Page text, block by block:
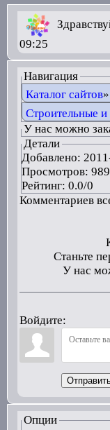
09:25
Навигация
Каталог сайтов»
Строительные
У нас можно
Детали
Добавлено:
Просмотров: 989
Рейтинг: 0.0/0
Комментариев
Станьте
У нас
Войдите:
Опции